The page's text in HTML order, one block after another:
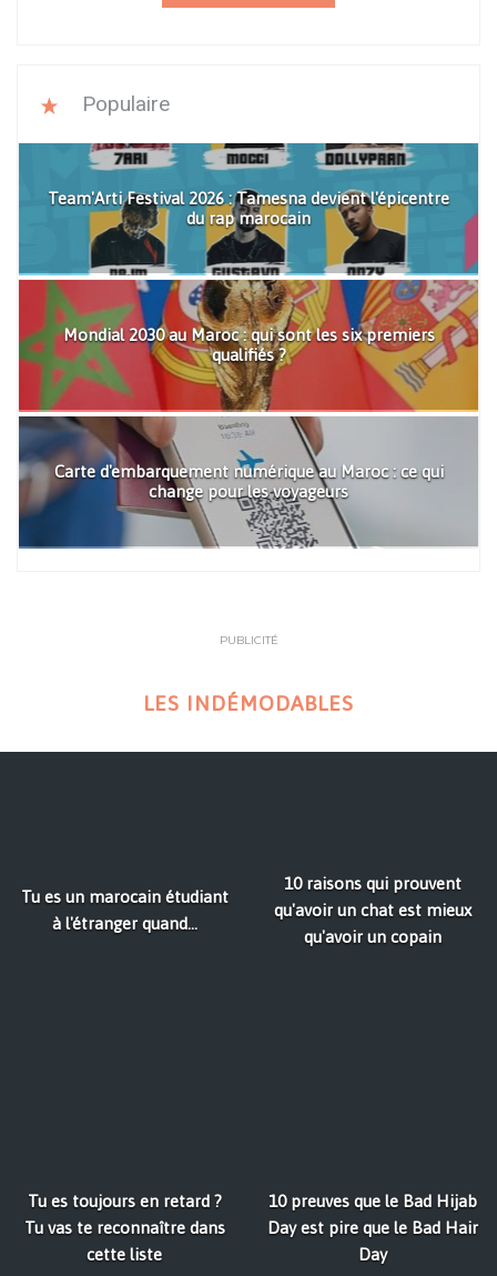
Populaire
Team'Arti Festival 2026 : Tamesna devient l'épicentre
du rap marocain
Mondial 2030 au Maroc : qui sont les six premiers
qualifiés ?
Carte d'embarquement numérique au Maroc : ce qui
change pour les voyageurs
PUBLICITÉ
LES INDÉMODABLES
Tu es un marocain étudiant
à l'étranger quand...
10 raisons qui prouvent
qu'avoir un chat est mieux
qu'avoir un copain
Tu es toujours en retard ?
Tu vas te reconnaître dans
cette liste
10 preuves que le Bad Hijab
Day est pire que le Bad Hair
Day